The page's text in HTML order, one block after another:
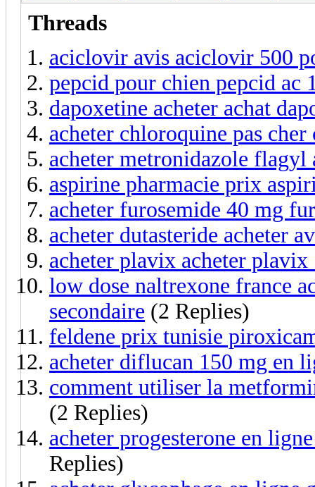
Threads
aciclovir avis aciclovir 500
pepcid pour chien pepcid ac
dapoxetine acheter achat
acheter chloroquine pas
acheter metronidazole flagyl
aspirine pharmacie prix
acheter furosemide 40 mg
acheter dutasteride acheter
acheter plavix acheter plavix
low dose naltrexone france
secondaire (2 Replies)
feldene prix tunisie
acheter diflucan 150 mg en
comment utiliser la
(2 Replies)
acheter progesterone en
Replies)